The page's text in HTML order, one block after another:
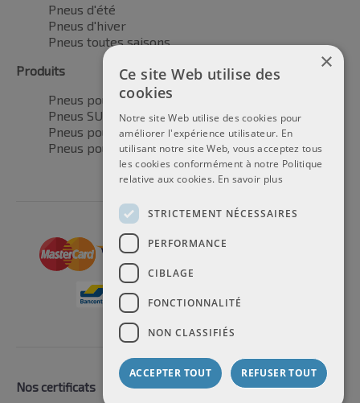
Pneus d'été
Pneus d'hiver
Pneus toutes saisons
Produits
Pneus pour voitures
Pneus SUV / 4x4
Pneus pour camionnettes
Pneus pour motos
Nos certificats
×
Ce site Web utilise des
cookies
Notre site Web utilise des cookies pour
améliorer l'expérience utilisateur. En
utilisant notre site Web, vous acceptez tous
les cookies conformément à notre Politique
relative aux cookies. En savoir plus
STRICTEMENT NÉCESSAIRES
PERFORMANCE
CIBLAGE
FONCTIONNALITÉ
NON CLASSIFIÉS
ACCEPTER TOUT REFUSER TOUT